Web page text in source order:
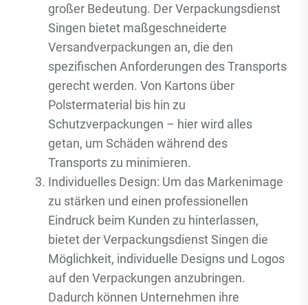
großer Bedeutung. Der Verpackungsdienst
Singen bietet maßgeschneiderte
Versandverpackungen an, die den
spezifischen Anforderungen des Transports
gerecht werden. Von Kartons über
Polstermaterial bis hin zu
Schutzverpackungen – hier wird alles
getan, um Schäden während des
Transports zu minimieren.
Individuelles Design: Um das Markenimage
zu stärken und einen professionellen
Eindruck beim Kunden zu hinterlassen,
bietet der Verpackungsdienst Singen die
Möglichkeit, individuelle Designs und Logos
auf den Verpackungen anzubringen.
Dadurch können Unternehmen ihre